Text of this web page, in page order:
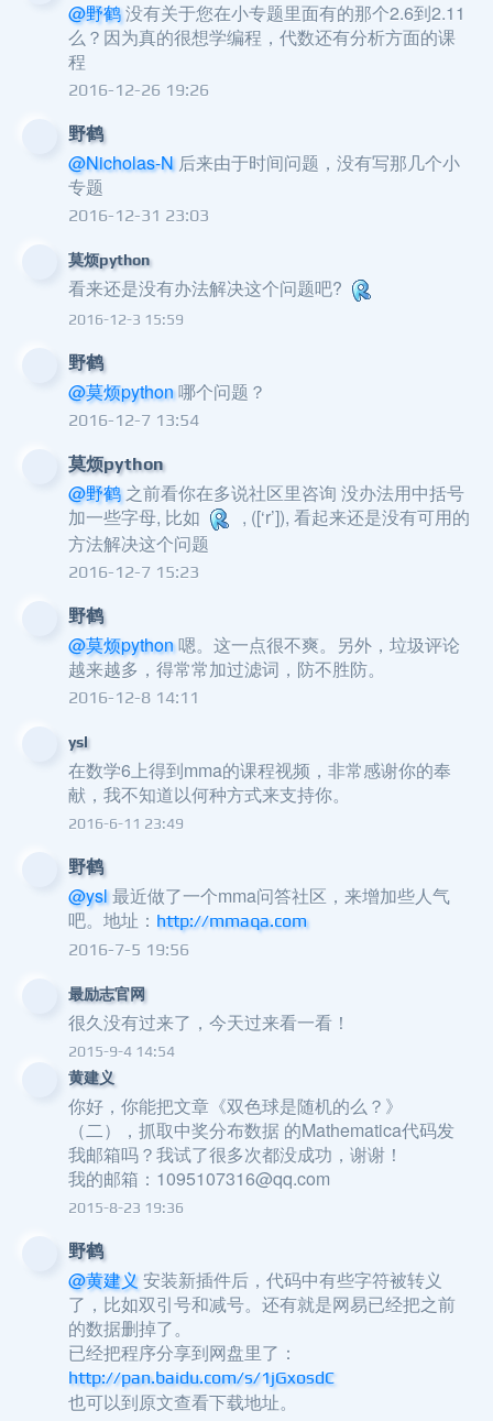
@野鹤没有关于您在小专题里面有的那个2.6到2.11
么？因为真的很想学编程，代数还有分析方面的课
程
2016-12-26 19:26
野鹤
@Nicholas-N 后来由于时间问题，没有写那几个小
专题
2016-12-31 23:03
莫烦python
看来还是没有办法解决这个问题吧?
2016-12-3 15:59
野鹤
@莫烦python哪个问题？
2016-12-7 13:54
莫烦python
@野鹤 之前看你在多说社区里咨询 没办法用中括号
加一些字母, 比如
, ([‘r’]), 看起来还是没有可用的
方法解决这个问题
2016-12-7 15:23
野鹤
@莫烦python嗯。这一点很不爽。另外，垃圾评论
越来越多，得常常加过滤词，防不胜防。
2016-12-8 14:11
ysl
在数学6上得到mma的课程视频，非常感谢你的奉
献，我不知道以何种方式来支持你。
2016-6-11 23:49
野鹤
@ysl最近做了一个mma问答社区，来增加些人气
吧。地址： http://mmaqa.com
2016-7-5 19:56
最励志官网
很久没有过来了，今天过来看一看！
2015-9-4 14:54
黄建义
你好，你能把文章《双色球是随机的么？》
（二），抓取中奖分布数据 的Mathematica代码发
我邮箱吗？我试了很多次都没成功，谢谢！
我的邮箱：1095107316@qq.com
2015-8-23 19:36
野鹤
@黄建义安装新插件后，代码中有些字符被转义
了，比如双引号和减号。还有就是网易已经把之前
的数据删掉了。
已经把程序分享到网盘里了：
http://pan.baidu.com/s/1jGxosdC
也可以到原文查看下载地址。